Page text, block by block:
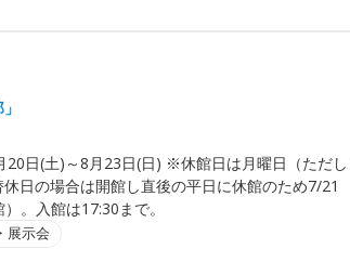
20日(土)～8月23日(日) ※休館日は月曜日（ただし
日の場合は開館し直後の平日に休館のため7/21
。入館は17:30まで。
展示会